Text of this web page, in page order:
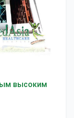
высоким